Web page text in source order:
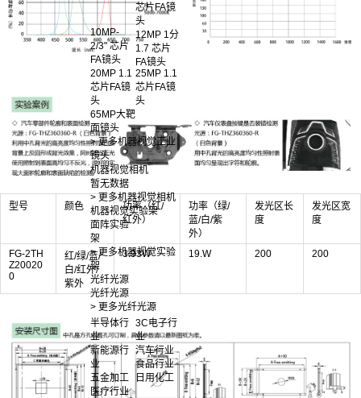
芯片FA镜
头
10MP-
2/3" 芯片
FA镜头
12MP 1分
1.7 芯片
FA镜头
20MP 1.1
芯片FA镜
头
25MP 1.1
芯片FA镜
头
65MP大靶
面镜头
> 更多机器视觉工业
镜头
机器视觉相机
暂无数据
> 更多机器视觉相机
机器视觉实验架
面阵实验
架
> 更多机器视觉实验
架
光纤光源
光纤光源
> 更多光纤光源
半导体行
业
3C电子行
业
新能源行
业
汽车行业
食品行业
五金加工
日用化工
医疗行业
型号 颜色
功率（红/
红外）
功率（绿/
蓝/白/紫
外）
发光区长
度
发光区宽
度
FG-2TH
Z20020
0
红/绿/蓝/
白/红外/
紫外
3.93W 19.W 200 200